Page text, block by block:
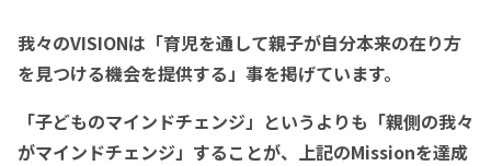
我々のVISIONは「育児を通して親子が自分本来の在り方
を見つける機会を提供する」事を掲げています。
「子どものマインドチェンジ」というよりも「親側の我々
がマインドチェンジ」することが、上記のMissionを達成